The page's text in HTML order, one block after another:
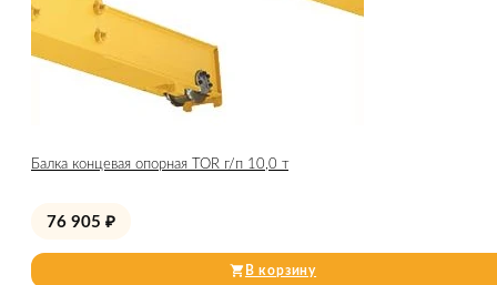
Балка концевая опорная TOR г/п 10,0 т
76 905 ₽
В корзину